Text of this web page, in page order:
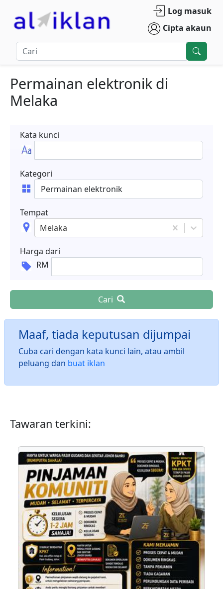
Log masuk
Cipta akaun
Permainan elektronik di
Melaka
Kata kunci
Kategori
Tempat
Melaka
Harga dari
RM
Cari
Maaf, tiada keputusan dijumpai
Cuba cari dengan kata kunci lain, atau ambil
peluang dan buat iklan
Tawaran terkini: